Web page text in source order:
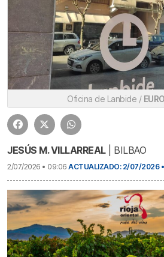
Oficina de Lanbide /
JESÚS M. VILLARREAL| BILBAO
2/07/2026 • 09:06 ACTUALIZADO: 2/07/2026